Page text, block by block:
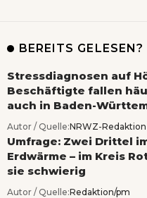
BEREITS GELESEN?
Stressdiagnosen auf
Beschäftigte fallen
auch in Baden-
Autor / Quelle:NRWZ-Redaktion
Umfrage: Zwei Drittel
Erdwärme – im Kreis
sie schwierig
Autor / Quelle:Redaktion/pm